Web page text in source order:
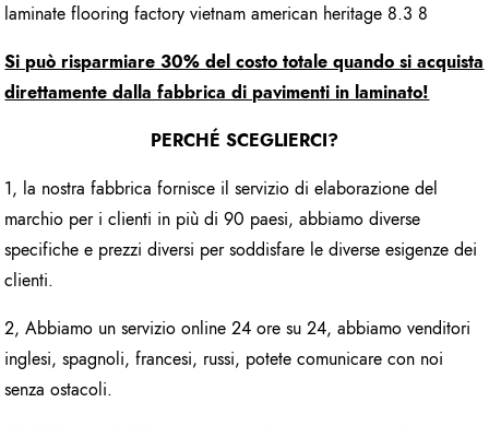
laminate flooring factory vietnam american heritage 8.3 8
Si può risparmiare 30% del costo totale quando si acquista
direttamente dalla fabbrica di pavimenti in laminato!
PERCHÉ SCEGLIERCI?
1, la nostra fabbrica fornisce il servizio di elaborazione del
marchio per i clienti in più di 90 paesi, abbiamo diverse
specifiche e prezzi diversi per soddisfare le diverse esigenze dei
clienti.
2, Abbiamo un servizio online 24 ore su 24, abbiamo venditori
inglesi, spagnoli, francesi, russi, potete comunicare con noi
senza ostacoli.